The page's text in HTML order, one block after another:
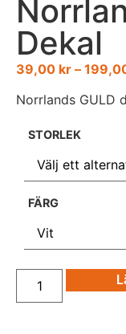
Dekal
39,00 kr –
Norrlands GULD
STORLEK
FÄRG